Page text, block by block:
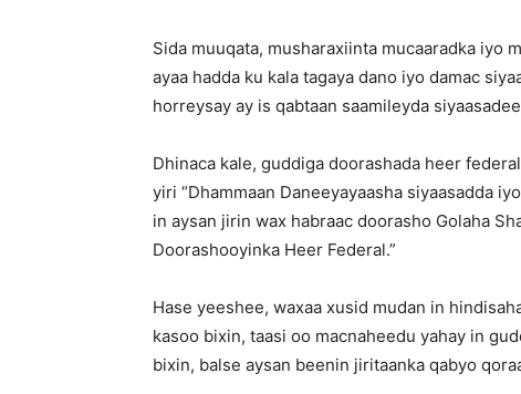
Sida muuqata, musharaxiinta mucaaradka iyo
ayaa hadda ku kala tagaya dano iyo damac
horreysay ay is qabtaan saamileyda
Dhinaca kale, guddiga doorashada heer
yiri “Dhammaan Daneeyayaasha siyaasadda
in aysan jirin wax habraac doorasho Golaha
Doorashooyinka Heer Federal.”
Hase yeeshee, waxaa xusid mudan in
kasoo bixin, taasi oo macnaheedu yahay in
bixin, balse aysan beenin jiritaanka qabyo